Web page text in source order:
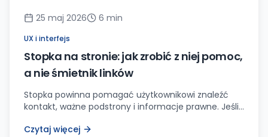
25 maj 2026 6 min
UX i interfejs
Stopka na stronie: jak zrobić z niej pomoc,
a nie śmietnik linków
Stopka powinna pomagać użytkownikowi znaleźć
kontakt, ważne podstrony i informacje prawne. Jeśli
zaczyna przeszkadzać.
Czytaj więcej